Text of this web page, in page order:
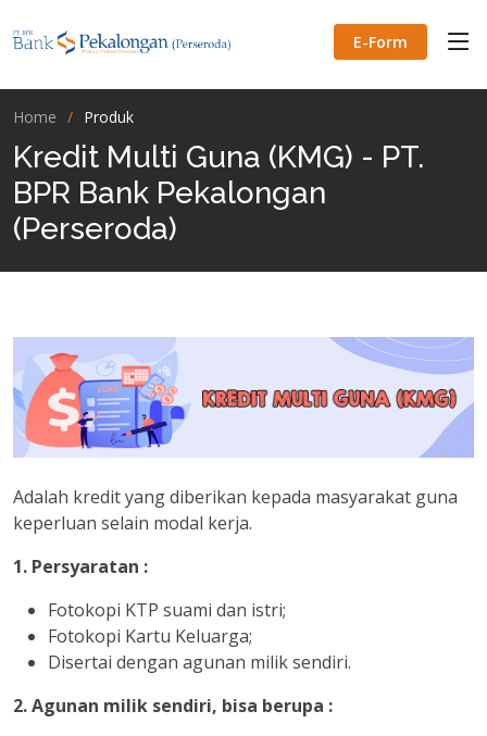
E-Form
Home Produk
Kredit Multi Guna (KMG) - PT.
BPR Bank Pekalongan
(Perseroda)
Adalah kredit yang diberikan kepada masyarakat guna
keperluan selain modal kerja.
1. Persyaratan :
Fotokopi KTP suami dan istri;
Fotokopi Kartu Keluarga;
Disertai dengan agunan milik sendiri.
2. Agunan milik sendiri, bisa berupa :